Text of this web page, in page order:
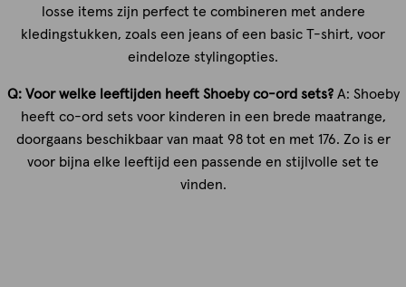
losse items zijn perfect te combineren met andere
kledingstukken, zoals een jeans of een basic T-shirt, voor
eindeloze stylingopties.
Q: Voor welke leeftijden heeft Shoeby co-ord sets?A: Shoeby
heeft co-ord sets voor kinderen in een brede maatrange,
doorgaans beschikbaar van maat 98 tot en met 176. Zo is er
voor bijna elke leeftijd een passende en stijlvolle set te
vinden.